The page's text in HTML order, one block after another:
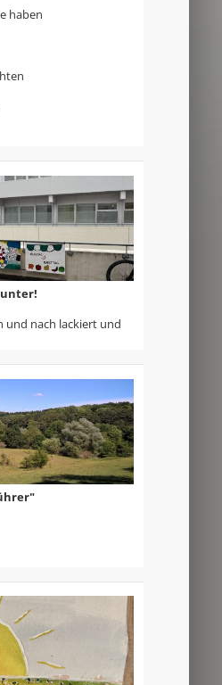
haben
und nach lackiert und